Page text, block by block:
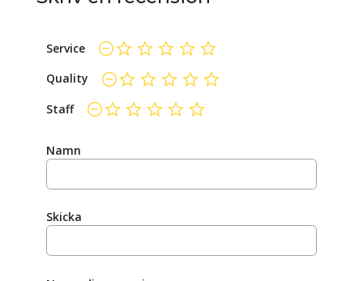
Service
Quality
Staff
Namn
Skicka